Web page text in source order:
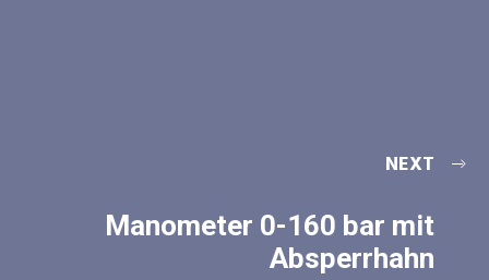
NEXT
Manometer 0-160 bar mit
Absperrhahn